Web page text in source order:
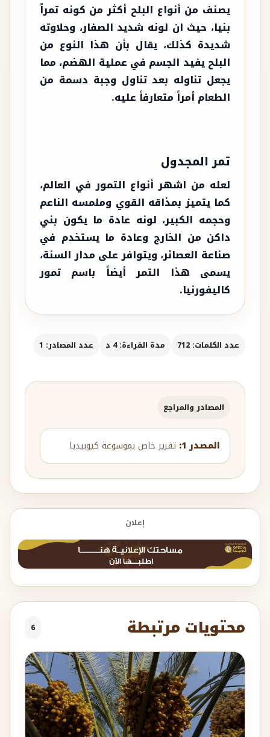
يصنف من أنواع البلح أكثر من كونه تمراً
بنيا، حيث ان لونه شديد الصفار، وحلاوته
شديدة كذلك، يقال بأن هذا النوع من
البلح يفيد الجسم في عملية الهضم، مما
يجعل تناوله بعد تناول وجبة دسمة من
الطعام أمراً متعارفاً عليه.
تمر المجدول
لعله من اشهر أنواع التمور في العالم،
كما يتميز بمذاقه القوي وملمسه الناعم
وحجمه الكبير، لونه عادة ما يكون بني
داكن من الخارج وعادة ما يستخدم في
صناعة العصائر، ويتوافر على مدار السنة،
يسمى هذا التمر أيضاً باسم تمور
كاليفورنيا.
عدد الكلمات: 712 مدة القراءة: 4 د عدد المصادر: 1
المصادر والمراجع
المصدر 1: تقرير خاص بموسوعة كيوبيديا
إعلان
محتويات مرتبطة 6